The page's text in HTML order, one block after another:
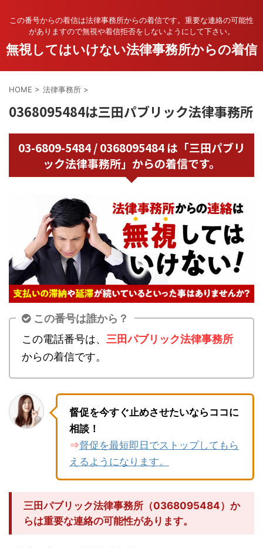
この番号からの着信は法律事務所からの着信です。重要な連絡の可能性
がありますので無視や着信拒否をしないようにして下さい。
無視してはいけない法律事務所からの着信
HOME > 法律事務所 >
0368095484は三田パブリック法律事務所
03-6809-5484 / 0368095484 は「三田パブリ
ック法律事務所」からの着信です。
この番号は誰から？
この電話番号は、 三田パブリック法律事務所
からの着信です。
督促を今すぐ止めさせたいならココに
相談！
⇒督促を最短即日でストップしてもら
えるようになります。
三田パブリック法律事務所（0368095484）か
らは重要な連絡の可能性があります。